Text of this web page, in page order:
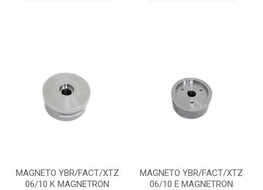
MAGNETO YBR/FACT/XTZ
06/10 K MAGNETRON
MAGNETO YBR/FACT/XTZ
06/10 E MAGNETRON